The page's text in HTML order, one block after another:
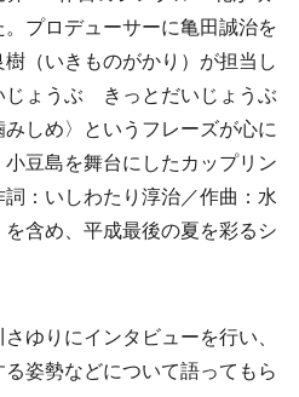
プロデューサーに亀田誠治を
（いきものがかり）が担当し
じょうぶ きっとだいじょうぶ
しめ〉というフレーズが心に
豆島を舞台にしたカップリン
：いしわたり淳治／作曲：水
含め、平成最後の夏を彩るシ
ゆりにインタビューを行い、
姿勢などについて語ってもら